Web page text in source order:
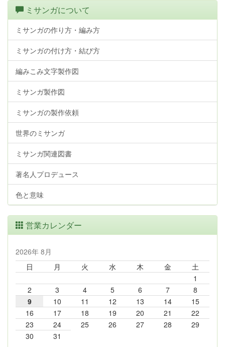
ミサンガについて
ミサンガの作り方・編み方
ミサンガの付け方・結び方
編みこみ文字製作図
ミサンガ製作図
ミサンガの製作依頼
世界のミサンガ
ミサンガ関連図書
著名人プロデュース
色と意味
営業カレンダー
2026年 8月
日
月 火 水 木 金
土
1
2
3 4 5 6 7
8
9
10 11 12 13 14
15
16
17 18 19 20 21
22
23
24 25 26 27 28
29
30
31